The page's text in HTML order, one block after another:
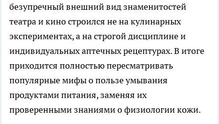
безупречный внешний вид знаменитостей
театра и кино строился не на кулинарных
экспериментах, а на строгой дисциплине и
индивидуальных аптечных рецептурах. В итоге
приходится полностью пересматривать
популярные мифы о пользе умывания
продуктами питания, заменяя их
проверенными знаниями о физиологии кожи.